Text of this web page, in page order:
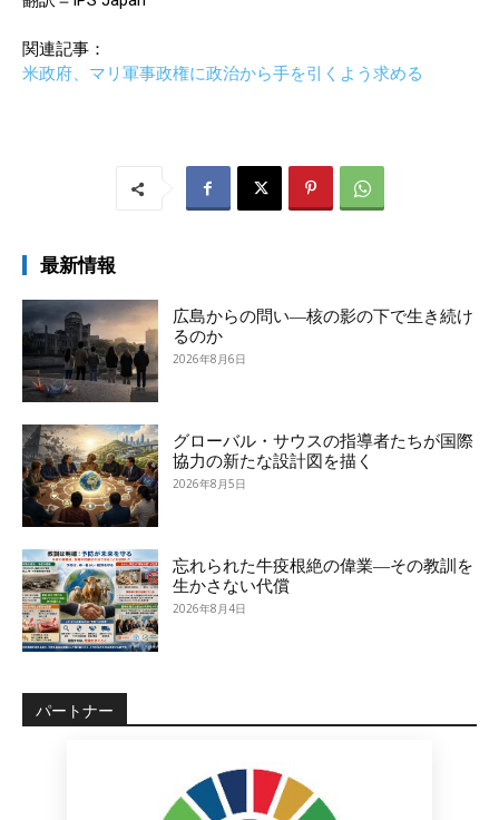
関連記事：
米政府、マリ軍事政権に政治から手を引くよう求める
最新情報
広島からの問い―核の影の下で生き続け
るのか
2026年8月6日
グローバル・サウスの指導者たちが国際
協力の新たな設計図を描く
2026年8月5日
忘れられた牛疫根絶の偉業―その教訓を
生かさない代償
2026年8月4日
パートナー